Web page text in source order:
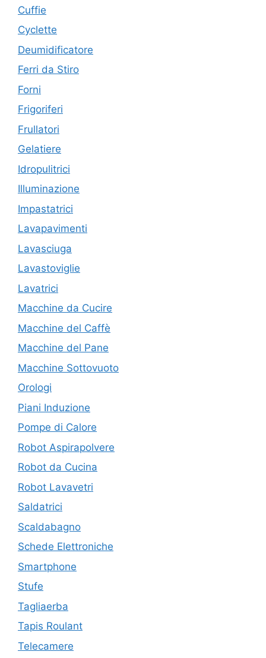
Cuffie
Cyclette
Deumidificatore
Ferri da Stiro
Forni
Frigoriferi
Frullatori
Gelatiere
Idropulitrici
Illuminazione
Impastatrici
Lavapavimenti
Lavasciuga
Lavastoviglie
Lavatrici
Macchine da Cucire
Macchine del Caffè
Macchine del Pane
Macchine Sottovuoto
Orologi
Piani Induzione
Pompe di Calore
Robot Aspirapolvere
Robot da Cucina
Robot Lavavetri
Saldatrici
Scaldabagno
Schede Elettroniche
Smartphone
Stufe
Tagliaerba
Tapis Roulant
Telecamere